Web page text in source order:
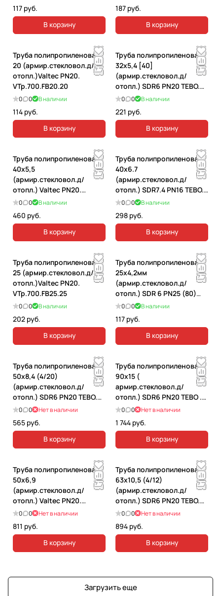
117 руб.
В корзину
187 руб.
В корзину
Труба полипропиленовая
20 (армир.стекловол.д/
отопл.)Valtec PN20.
VTp.700.FB20.20
0 0 В наличии
114 руб.
В корзину
Труба полипропиленовая
32х5,4 [40]
(армир.стекловол.д/
отопл.) SDR6 PN20 TEBO.
030010404
0 0 В наличии
221 руб.
В корзину
Труба полипропиленовая
40х5,5
(армир.стекловол.д/
отопл.) Valtec PN20.
VTp.700.FB20.40
0 0 В наличии
460 руб.
В корзину
Труба полипропиленовая
40х6.7
(армир.стекловол.д/
отопл.) SDR7.4 PN16 TEBO.
030010505
0 0 В наличии
298 руб.
В корзину
Труба полипропиленовая
25 (армир.стекловол.д/
отопл.)Valtec PN20.
VTp.700.FB25.25
0 0 В наличии
202 руб.
В корзину
Труба полипропиленовая
25x4,2мм
(армир.стекловол.д/
отопл.) SDR 6 PN25 (80)
Vekplast. vp-t2525s
0 0 В наличии
117 руб.
В корзину
Труба полипропиленовая
50х8,4 (4/20)
(армир.стекловол.д/
отопл.) SDR6 PN20 TEBO.
030010406
0 0 Нет в наличии
565 руб.
В корзину
Труба полипропиленовая
90х15 (
армир.стекловол.д/
отопл.) SDR6 PN20 ТEBO .
030010409
0 0 Нет в наличии
1 744 руб.
В корзину
Труба полипропиленовая
50х6,9
(армир.стекловол.д/
отопл.) Valtec PN20.
VTp.700.FB20.50
0 0 Нет в наличии
811 руб.
В корзину
Труба полипропиленовая
63х10,5 (4/12)
(армир.стекловол.д/
отопл.) SDR6 PN20 TEBO.
030010407
0 0 Нет в наличии
894 руб.
В корзину
Загрузить еще